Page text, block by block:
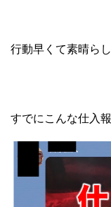
行動早くて素晴らし
すでにこんな仕入